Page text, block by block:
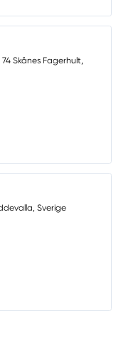
74 Skånes Fagerhult,
Sverige